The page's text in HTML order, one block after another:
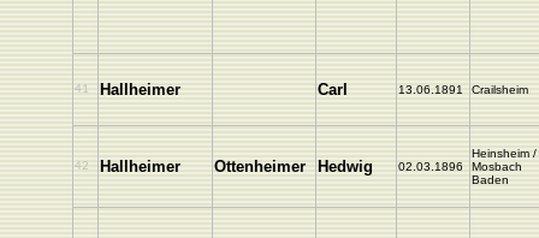
41 Hallheimer Carl 13.06.1891 Crailsheim
42 Hallheimer Ottenheimer Hedwig 02.03.1896
Heinsheim /
Mosbach
Baden